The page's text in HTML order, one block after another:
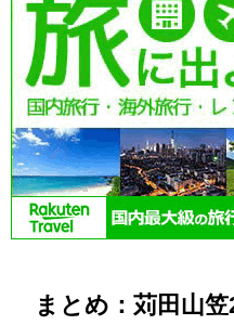
まとめ：苅田山